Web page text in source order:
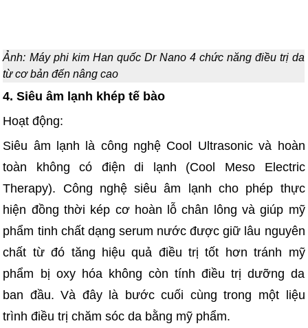
Ảnh: Máy phi kim Han quốc Dr Nano 4 chức năng điều trị da
từ cơ bản đến nâng cao
4. Siêu âm lạnh khép tế bào
Hoạt động:
Siêu âm lạnh là công nghệ Cool Ultrasonic và hoàn
toàn không có điện di lạnh (Cool Meso Electric
Therapy). Công nghệ siêu âm lạnh cho phép thực
hiện đồng thời kép cơ hoàn lỗ chân lông và giúp mỹ
phẩm tinh chất dạng serum nước được giữ lâu nguyên
chất từ đó tăng hiệu quả điều trị tốt hơn tránh mỹ
phẩm bị oxy hóa không còn tính điều trị dưỡng da
ban đầu. Và đây là bước cuối cùng trong một liệu
trình điều trị chăm sóc da bằng mỹ phẩm.